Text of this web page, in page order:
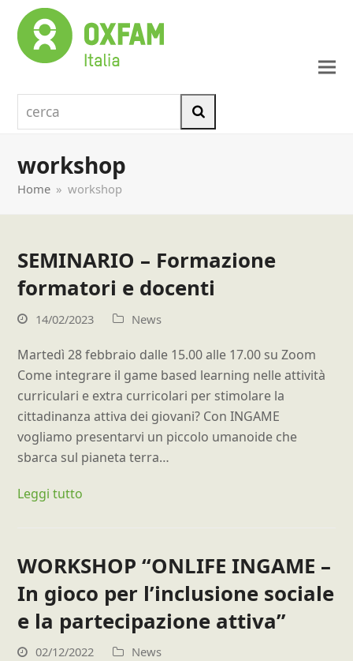
cerca
workshop
Home » workshop
SEMINARIO – Formazione
formatori e docenti
14/02/2023 News
Martedì 28 febbraio dalle 15.00 alle 17.00 su Zoom
Come integrare il game based learning nelle attività
curriculari e extra curricolari per stimolare la
cittadinanza attiva dei giovani? Con INGAME
vogliamo presentarvi un piccolo umanoide che
sbarca sul pianeta terra…
Leggi tutto
WORKSHOP “ONLIFE INGAME –
In gioco per l’inclusione sociale
e la partecipazione attiva”
02/12/2022 News